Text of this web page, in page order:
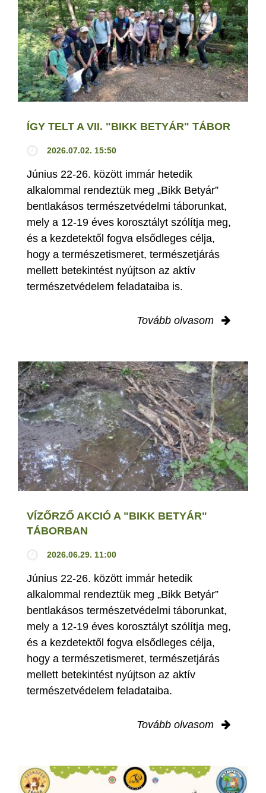
ÍGY TELT A VII. "BIKK BETYÁR" TÁBOR
2026.07.02. 15:50
Június 22-26. között immár hetedik
alkalommal rendeztük meg „Bikk Betyár”
bentlakásos természetvédelmi táborunkat,
mely a 12-19 éves korosztályt szólítja meg,
és a kezdetektől fogva elsődleges célja,
hogy a természetismeret, természetjárás
mellett betekintést nyújtson az aktív
természetvédelem feladataiba is.
Tovább olvasom
VÍZŐRZŐ AKCIÓ A "BIKK BETYÁR"
TÁBORBAN
2026.06.29. 11:00
Június 22-26. között immár hetedik
alkalommal rendeztük meg „Bikk Betyár”
bentlakásos természetvédelmi táborunkat,
mely a 12-19 éves korosztályt szólítja meg,
és a kezdetektől fogva elsődleges célja,
hogy a természetismeret, természetjárás
mellett betekintést nyújtson az aktív
természetvédelem feladataiba.
Tovább olvasom